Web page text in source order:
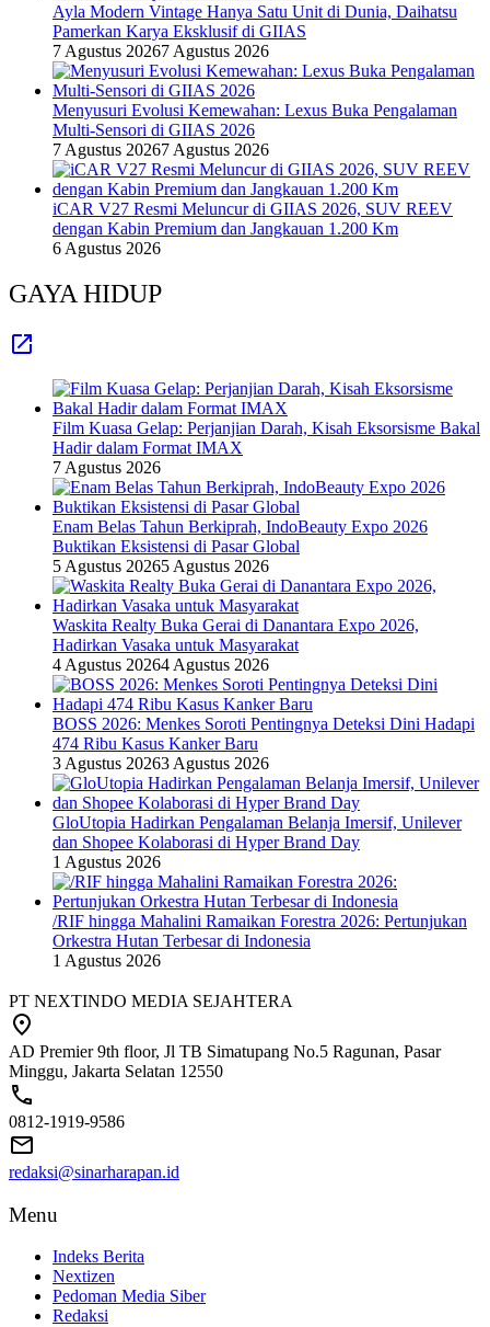
Ayla Modern Vintage Hanya Satu Unit di Dunia, Daihatsu
Pamerkan Karya Eksklusif di GIIAS
7 Agustus 20267 Agustus 2026
Menyusuri Evolusi Kemewahan: Lexus Buka Pengalaman
Multi-Sensori di GIIAS 2026
7 Agustus 20267 Agustus 2026
iCAR V27 Resmi Meluncur di GIIAS 2026, SUV REEV
dengan Kabin Premium dan Jangkauan 1.200 Km
6 Agustus 2026
GAYA HIDUP
Film Kuasa Gelap: Perjanjian Darah, Kisah Eksorsisme Bakal
Hadir dalam Format IMAX
7 Agustus 2026
Enam Belas Tahun Berkiprah, IndoBeauty Expo 2026
Buktikan Eksistensi di Pasar Global
5 Agustus 20265 Agustus 2026
Waskita Realty Buka Gerai di Danantara Expo 2026,
Hadirkan Vasaka untuk Masyarakat
4 Agustus 20264 Agustus 2026
BOSS 2026: Menkes Soroti Pentingnya Deteksi Dini Hadapi
474 Ribu Kasus Kanker Baru
3 Agustus 20263 Agustus 2026
GloUtopia Hadirkan Pengalaman Belanja Imersif, Unilever
dan Shopee Kolaborasi di Hyper Brand Day
1 Agustus 2026
/RIF hingga Mahalini Ramaikan Forestra 2026: Pertunjukan
Orkestra Hutan Terbesar di Indonesia
1 Agustus 2026
PT NEXTINDO MEDIA SEJAHTERA
AD Premier 9th floor, Jl TB Simatupang No.5 Ragunan, Pasar
Minggu, Jakarta Selatan 12550
0812-1919-9586
redaksi@sinarharapan.id
Menu
Indeks Berita
Nextizen
Pedoman Media Siber
Redaksi